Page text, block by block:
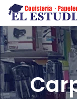
El Estudiante
Copistería